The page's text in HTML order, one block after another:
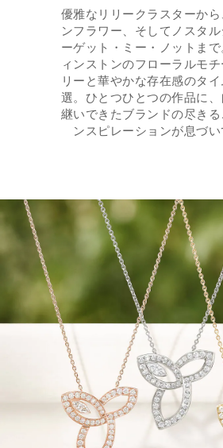
優雅なリリークラスターか
ンフラワー、そしてノスタ
ーゲット・ミー・ノットま
ィンストンのフローラルモ
リーと華やかな存在感のタ
選。ひとつひとつの作品に
継いできたブランドの尽き
ンスピレーションが息づい